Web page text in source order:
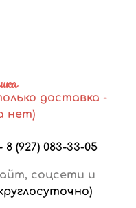
доставка -
нет)
8 (927) 083-33-05
соцсети и